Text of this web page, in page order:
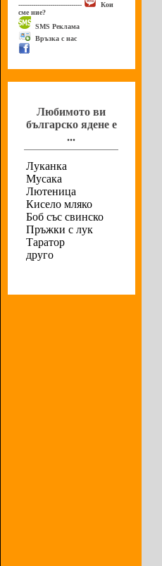
------------------------------
Кои
сме ние?
SMS Реклама
Връзка с нас
Любимото ви
българско ядене е
...
Луканка
Мусака
Лютеница
Кисело мляко
Боб със свинско
Пръжки с лук
Таратор
друго